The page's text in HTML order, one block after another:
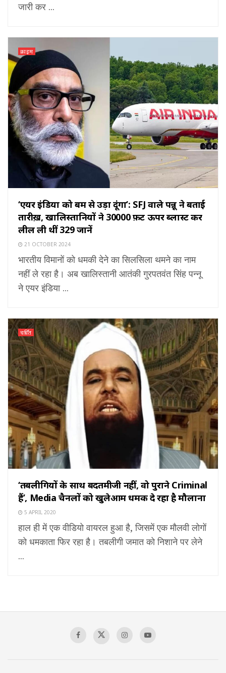
जारी कर ...
क्राइम
‘एयर इंडिया को बम से उड़ा दूंगा’: SFJ वाले पन्नू ने बताई
तारीख़, खालिस्तानियों ने 30000 फ़ीट ऊपर ब्लास्ट कर
लील ली थीं 329 जानें
21 OCTOBER 2024
भारतीय विमानों को धमकी देने का सिलसिला थमने का नाम
नहीं ले रहा है। अब खालिस्तानी आतंकी गुरपतवंत सिंह पन्नू
ने एयर इंडिया ...
चर्चित
‘तबलीगियों के साथ बदतमीजी नहीं, वो पुराने Criminal
हैं’, Media चैनलों को खुलेआम धमकी दे रहा है मौलाना
5 APRIL 2020
हाल ही में एक वीडियो वायरल हुआ है, जिसमें एक मौलवी लोगों
को धमकाता फिर रहा है। तबलीगी जमात को निशाने पर लेने
...